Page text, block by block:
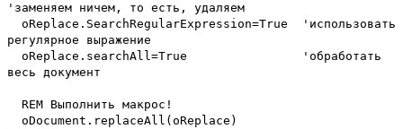
'заменяем ничем, то есть, удаляем
oReplace.SearchRegularExpression=True 'использовать
регулярное выражение
oReplace.searchAll=True 'обработать
весь документ
REM Выполнить макрос!
oDocument.replaceAll(oReplace)